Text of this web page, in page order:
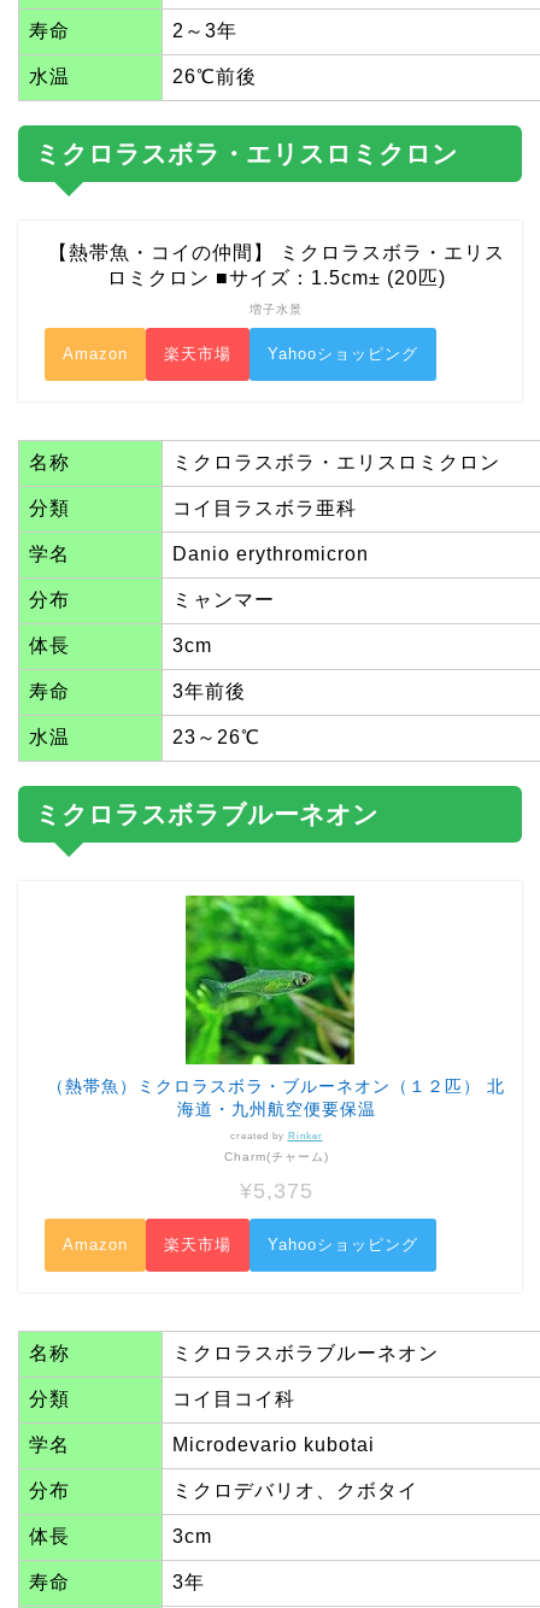
寿命 2～3年
水温 26℃前後
ミクロラスボラ・エリスロミクロン
【熱帯魚・コイの仲間】 ミクロラスボラ・エリス
ロミクロン ■サイズ：1.5cm± (20匹)
増子水景
Amazon 楽天市場 Yahooショッピング
名称 ミクロラスボラ・エリスロミクロン
分類 コイ目ラスボラ亜科
学名 Danio erythromicron
分布 ミャンマー
体長 3cm
寿命 3年前後
水温 23～26℃
ミクロラスボラブルーネオン
（熱帯魚）ミクロラスボラ・ブルーネオン（１２匹） 北
海道・九州航空便要保温
created by Rinker
Charm(チャーム)
¥5,375
Amazon 楽天市場 Yahooショッピング
名称 ミクロラスボラブルーネオン
分類 コイ目コイ科
学名 Microdevario kubotai
分布 ミクロデバリオ、クボタイ
体長 3cm
寿命 3年